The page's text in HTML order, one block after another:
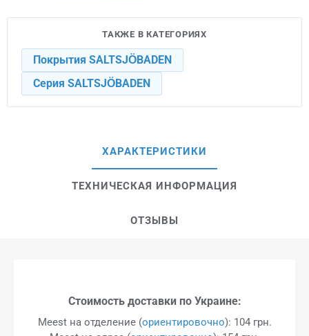
ТАКЖЕ В КАТЕГОРИЯХ
Покрытия SALTSJÖBADEN
Серия SALTSJÖBADEN
ХАРАКТЕРИСТИКИ
ТЕХНИЧЕСКАЯ ИНФОРМАЦИЯ
ОТЗЫВЫ
Стоимость доставки по Украине:
Meest на отделение (ориентировочно): 104 грн.